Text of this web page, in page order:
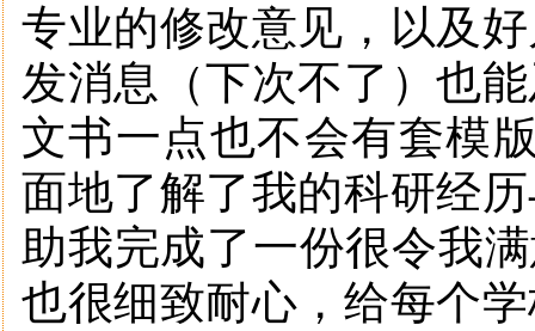
专业的修改意见，以及
发消息（下次不了）也
文书一点也不会有套模
面地了解了我的科研经
助我完成了一份很令我
也很细致耐心，给每个